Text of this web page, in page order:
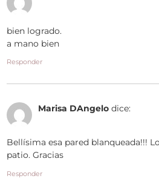
bien logrado.
a mano bien
Responder
Marisa DAngelo dice:
Bellísima esa pared blanqueada!!!
patio. Gracias
Responder